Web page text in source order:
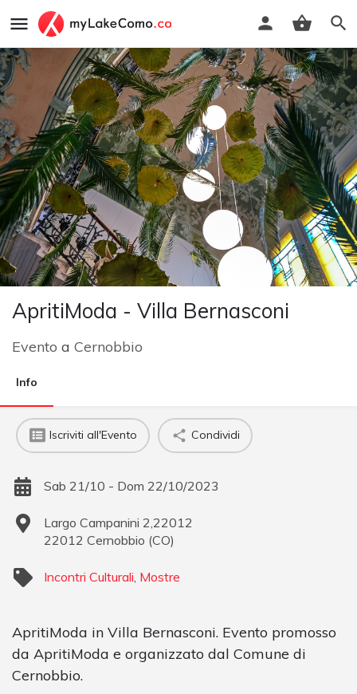
ApritiModa - Villa Bernasconi
Evento a Cernobbio
Info
Iscriviti all'Evento Condividi
Sab 21/10 - Dom 22/10/2023
Largo Campanini 2,22012
22012 Cernobbio (CO)
Incontri Culturali Mostre
ApritiModa in Villa Bernasconi. Evento promosso
da ApritiModa e organizzato dal Comune di
Cernobbio.